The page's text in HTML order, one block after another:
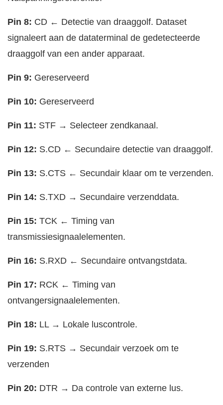
Pin 8: CD ← Detectie van draaggolf. Dataset
signaleert aan de dataterminal de gedetecteerde
draaggolf van een ander apparaat.
Pin 9: Gereserveerd
Pin 10: Gereserveerd
Pin 11: STF → Selecteer zendkanaal.
Pin 12: S.CD ← Secundaire detectie van draaggolf.
Pin 13: S.CTS ← Secundair klaar om te verzenden.
Pin 14: S.TXD → Secundaire verzenddata.
Pin 15: TCK ← Timing van
transmissiesignaalelementen.
Pin 16: S.RXD ← Secundaire ontvangstdata.
Pin 17: RCK ← Timing van
ontvangersignaalelementen.
Pin 18: LL → Lokale luscontrole.
Pin 19: S.RTS → Secundair verzoek om te
verzenden
Pin 20: DTR → Da controle van externe lus.